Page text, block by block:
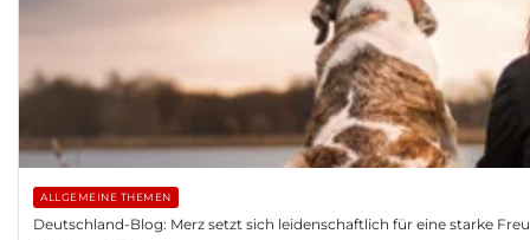
ALLGEMEINE THEMEN
Deutschland-Blog: Merz setzt sich leidenschaftlich für eine starke